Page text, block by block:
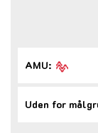
AMU:
Uden for